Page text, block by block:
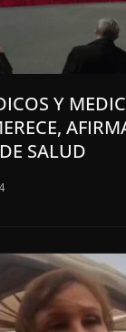
Y
SALUD